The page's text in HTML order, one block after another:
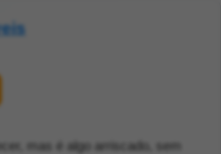
mas é algo arriscado, sem